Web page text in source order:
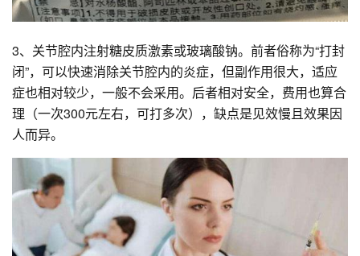
3、关节腔内注射糖皮质激素或玻璃酸钠。前者俗称为“打封
闭”，可以快速消除关节腔内的炎症，但副作用很大，适应
症也相对较少，一般不会采用。后者相对安全，费用也算合
理（一次300元左右，可打多次），缺点是见效慢且效果因
人而异。